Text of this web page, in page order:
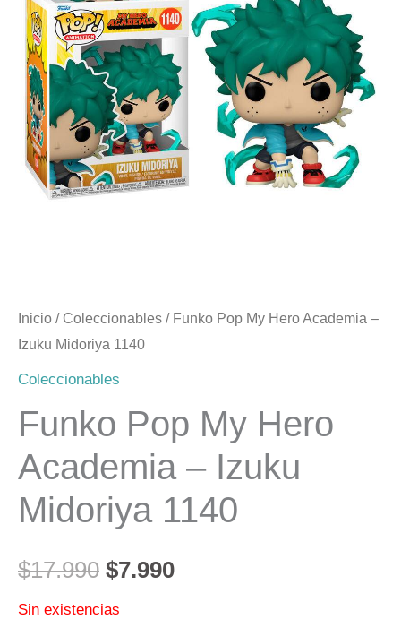
Inicio / Coleccionables / Funko Pop My Hero Academia –
Izuku Midoriya 1140
Coleccionables
Funko Pop My Hero
Academia – Izuku
Midoriya 1140
$17.990
original
era:
$17.990.
$7.990
actual
es:
$7.990.
Sin existencias